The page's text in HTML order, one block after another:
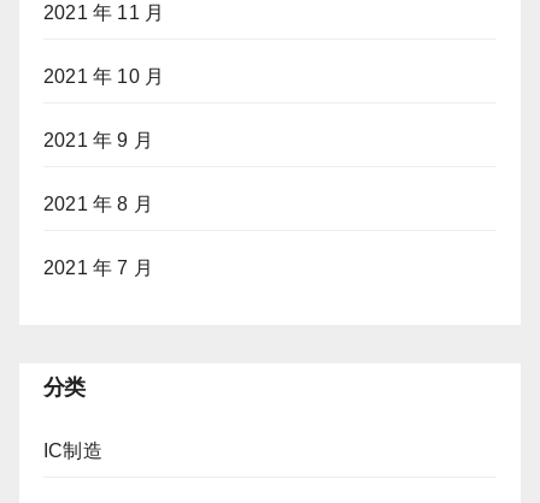
2021 年 11 月
2021 年 10 月
2021 年 9 月
2021 年 8 月
2021 年 7 月
分类
IC制造